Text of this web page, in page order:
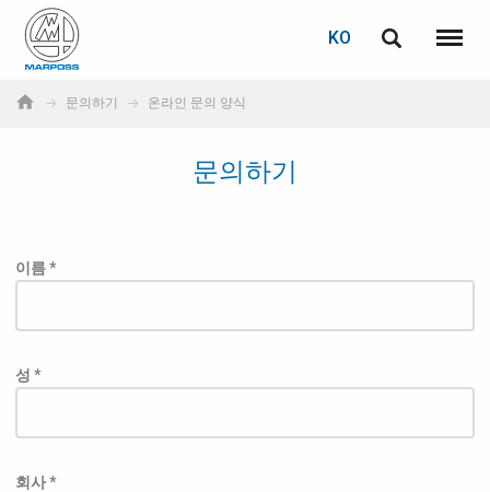
S.p.A.
KO
메뉴
문의하기 온라인 문의 양식
문의하기
이름 *
성 *
회사 *
Deutsch
로그인
아직 등록하지 않으셨다면, 지금 무료로 등록하실 수 있습니다!